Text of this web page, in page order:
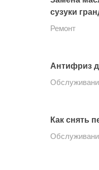
сузуки
Ремонт
Антифриз
Как снять